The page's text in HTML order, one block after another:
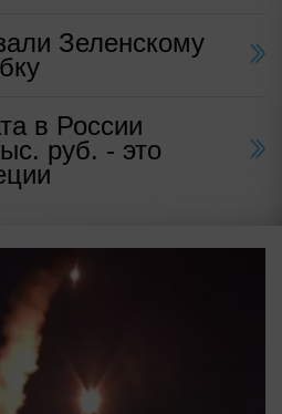
Зеленскому
в России
руб. - это